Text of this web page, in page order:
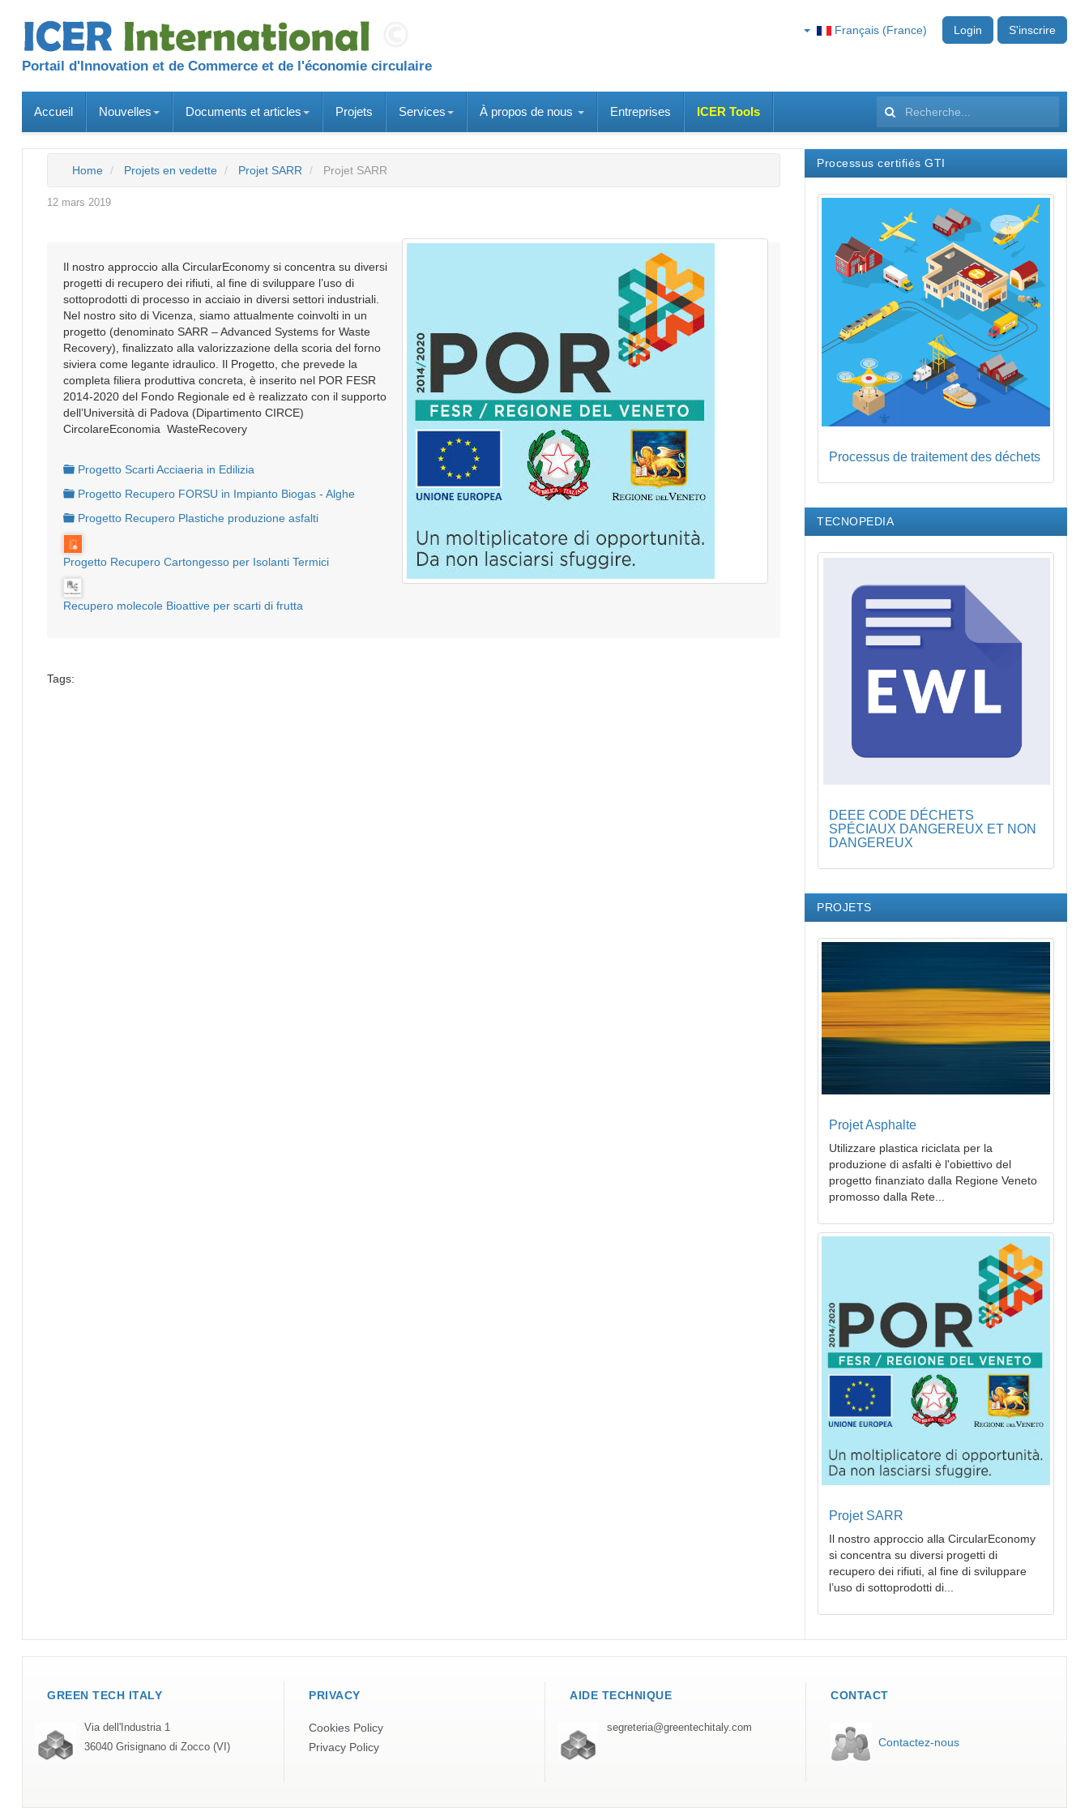
Portail d'Innovation et de Commerce et de l'économie circulaire
S'inscrire
Login
Français (France)
Accueil Nouvelles Documents et articles Projets Services À propos de nous Entreprises ICER Tools Rechercher
Home Projets en vedette Projet SARR Projet SARR
12 mars 2019
Il nostro approccio alla CircularEconomy si concentra su diversi
progetti di recupero dei rifiuti, al fine di sviluppare l’uso di
sottoprodotti di processo in acciaio in diversi settori industriali.
Nel nostro sito di Vicenza, siamo attualmente coinvolti in un
progetto (denominato SARR – Advanced Systems for Waste
Recovery), finalizzato alla valorizzazione della scoria del forno
siviera come legante idraulico. Il Progetto, che prevede la
completa filiera produttiva concreta, è inserito nel POR FESR
2014-2020 del Fondo Regionale ed è realizzato con il supporto
dell’Università di Padova (Dipartimento CIRCE)
CircolareEconomia WasteRecovery
folder
Progetto Scarti Acciaeria in Edilizia
folder
Progetto Recupero FORSU in Impianto Biogas - Alghe
folder
Progetto Recupero Plastiche produzione asfalti
Progetto Recupero Cartongesso per Isolanti Termici
Recupero molecole Bioattive per scarti di frutta
Tags:
Processus certifiés GTI
Processus de traitement des déchets
TECNOPEDIA
DEEE CODE DÉCHETS
SPÉCIAUX DANGEREUX ET NON
DANGEREUX
PROJETS
Projet Asphalte
Utilizzare plastica riciclata per la
produzione di asfalti è l'obiettivo del
progetto finanziato dalla Regione Veneto
promosso dalla Rete...
Projet SARR
Il nostro approccio alla CircularEconomy
si concentra su diversi progetti di
recupero dei rifiuti, al fine di sviluppare
l’uso di sottoprodotti di...
GREEN TECH ITALY
Via dell'Industria 1
36040 Grisignano di Zocco (VI)
PRIVACY
Cookies Policy
Privacy Policy
AIDE TECHNIQUE
segreteria@greentechitaly.com
CONTACT
Contactez-nous